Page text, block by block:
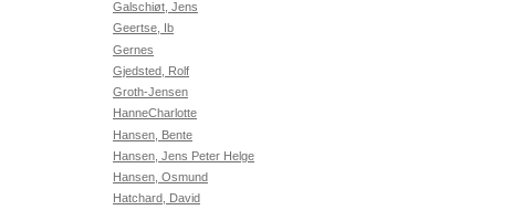
Galschiøt, Jens
Geertse, Ib
Gernes
Gjedsted, Rolf
Groth-Jensen
HanneCharlotte
Hansen, Bente
Hansen, Jens Peter Helge
Hansen, Osmund
Hatchard, David